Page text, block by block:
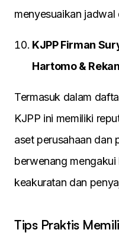
menyesuaikan jadwal
KJPP Firman
Hartomo & Rekan
Termasuk dalam
KJPP ini memiliki
aset perusahaan dan
berwenang
keakuratan dan
Tips Praktis